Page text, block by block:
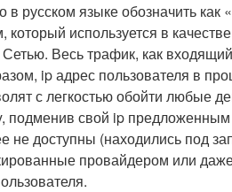
русском языке обозначить как
используется в
Весь трафик, как
ip адрес пользователя в
с легкостью обойти любые
подменив свой ip
доступны (находились под
провайдером или